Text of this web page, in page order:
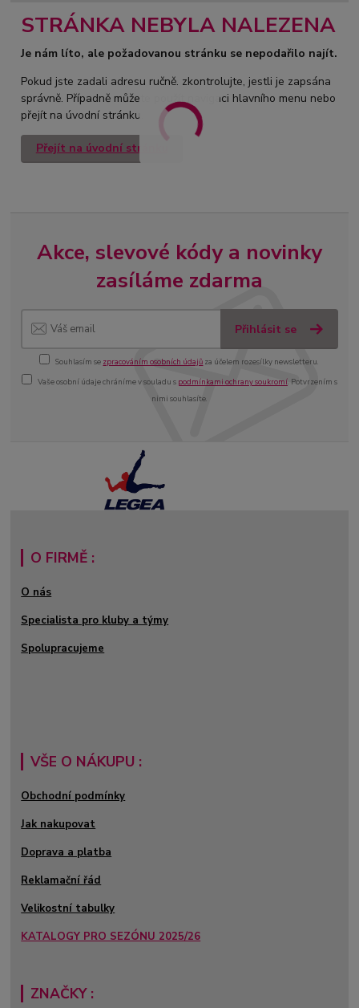
STRÁNKA NEBYLA NALEZENA
Je nám líto, ale požadovanou stránku se nepodařilo najít.
Pokud jste zadali adresu ručně, zkontrolujte, jestli je zapsána
správně. Případně můžete použít navigaci hlavního menu nebo
přejít na úvodní stránku.
Přejít na úvodní stránku
Akce, slevové kódy a novinky
zasíláme zdarma
Přihlásit se
Souhlasím se zpracováním osobních údajů za účelem rozesílky newsletteru.
Vaše osobní údaje chráníme v souladu s podmínkami ochrany soukromí. Potvrzením s
nimi souhlasíte.
O FIRMĚ :
O nás
Specialista pro kluby a týmy
Spolupracujeme
VŠE O NÁKUPU :
Obchodní podmínky
Jak nakupovat
Doprava a platba
Reklamační řád
Velikostní tabulky
KATALOGY PRO SEZÓNU 2025/26
ZNAČKY :